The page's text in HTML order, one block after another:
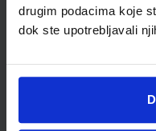
drugim podacima koje
dok ste upotrebljavali
Prijavite se kako
proizvodima i